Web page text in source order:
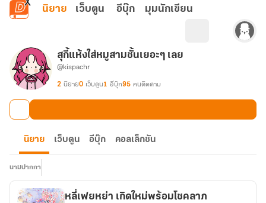
ข้ามไปยังเนื้อหาหลัก
นิยาย เว็บตูน อีบุ๊ก มุมนักเขียน
สุกี้แห้งใส่หมูสามชั้นเยอะๆ เลย
@kispachr
2 นิยาย0 เว็บตูน1 อีบุ๊ก95 คนติดตาม
นิยาย เว็บตูน อีบุ๊ก คอลเล็กชัน
นามปากกา
หลี่เฟยหย่า เกิดใหม่พร้อมโชคลาภ